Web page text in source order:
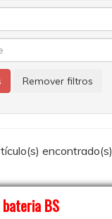
encontrado(s)
BS